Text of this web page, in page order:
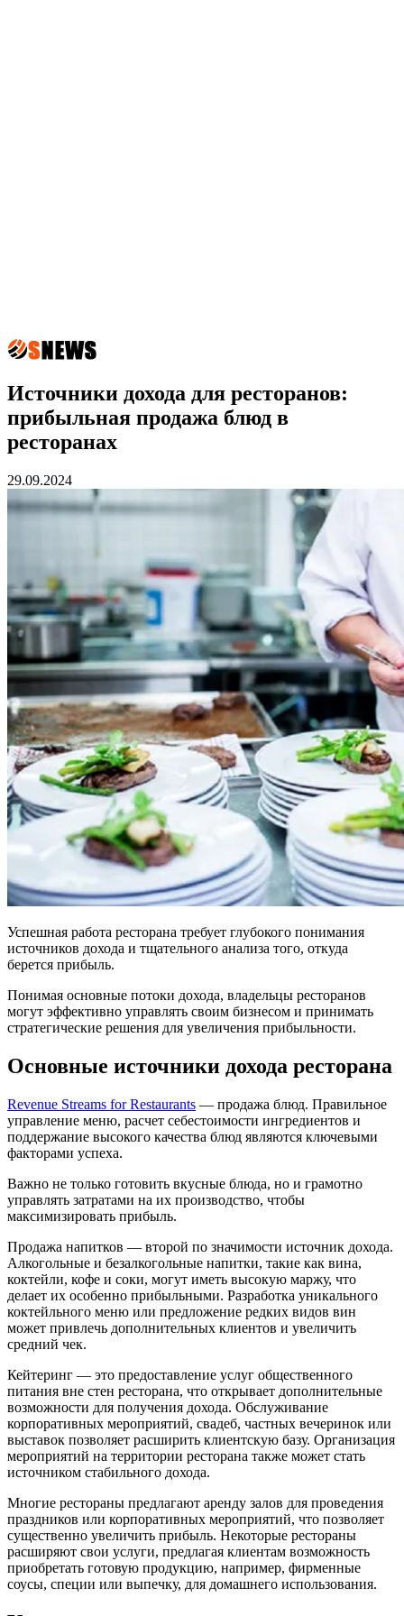
Источники дохода для ресторанов:
прибыльная продажа блюд в
ресторанах
29.09.2024
Успешная работа ресторана требует глубокого понимания
источников дохода и тщательного анализа того, откуда
берется прибыль.
Понимая основные потоки дохода, владельцы ресторанов
могут эффективно управлять своим бизнесом и принимать
стратегические решения для увеличения прибыльности.
Основные источники дохода ресторана
Revenue Streams for Restaurants — продажа блюд. Правильное
управление меню, расчет себестоимости ингредиентов и
поддержание высокого качества блюд являются ключевыми
факторами успеха.
Важно не только готовить вкусные блюда, но и грамотно
управлять затратами на их производство, чтобы
максимизировать прибыль.
Продажа напитков — второй по значимости источник дохода.
Алкогольные и безалкогольные напитки, такие как вина,
коктейли, кофе и соки, могут иметь высокую маржу, что
делает их особенно прибыльными. Разработка уникального
коктейльного меню или предложение редких видов вин
может привлечь дополнительных клиентов и увеличить
средний чек.
Кейтеринг — это предоставление услуг общественного
питания вне стен ресторана, что открывает дополнительные
возможности для получения дохода. Обслуживание
корпоративных мероприятий, свадеб, частных вечеринок или
выставок позволяет расширить клиентскую базу. Организация
мероприятий на территории ресторана также может стать
источником стабильного дохода.
Многие рестораны предлагают аренду залов для проведения
праздников или корпоративных мероприятий, что позволяет
существенно увеличить прибыль. Некоторые рестораны
расширяют свои услуги, предлагая клиентам возможность
приобретать готовую продукцию, например, фирменные
соусы, специи или выпечку, для домашнего использования.